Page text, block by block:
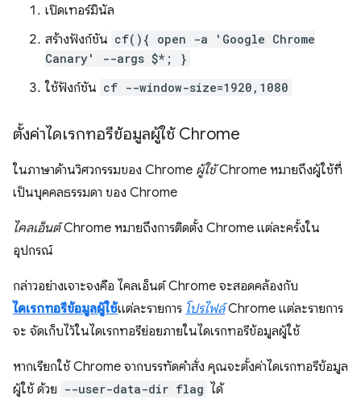
เปิดเทอร์มินัล
สร้างฟังก์ชัน cf(){ open -a 'Google Chrome
Canary' --args $*; }
ใช้ฟังก์ชัน cf --window-size=1920,1080
ตั้งค่าไดเรกทอรีข้อมูลผู้ใช้ Chrome
ในภาษาด้านวิศวกรรมของ Chrome ผู้ใช้Chrome หมายถึงผู้ใช้ที่
เป็นบุคคลธรรมดา ของ Chrome
ไคลเอ็นต์Chrome หมายถึงการติดตั้ง Chrome แต่ละครั้งใน
อุปกรณ์
กล่าวอย่างเจาะจงคือ ไคลเอ็นต์ Chrome จะสอดคล้องกับ
ไดเรกทอรีข้อมูลผู้ใช้แต่ละรายการ โปรไฟล์Chrome แต่ละรายการ
จะ จัดเก็บไว้ในไดเรกทอรีย่อยภายในไดเรกทอรีข้อมูลผู้ใช้
หากเรียกใช้ Chrome จากบรรทัดคำสั่ง คุณจะตั้งค่าไดเรกทอรีข้อมูล
ผู้ใช้ ด้วย --user-data-dir flag ได้